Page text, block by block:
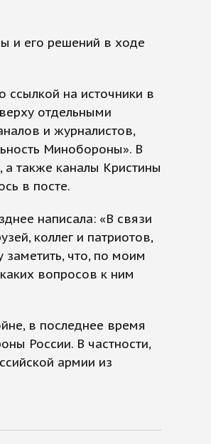
и его решений в ходе
ссылкой на источники в
отдельными
и журналистов,
Минобороны». В
а также каналы Кристины
в посте.
написала: «В связи
коллег и патриотов,
заметить, что, по моим
вопросов к ним
в последнее время
России. В частности,
армии из